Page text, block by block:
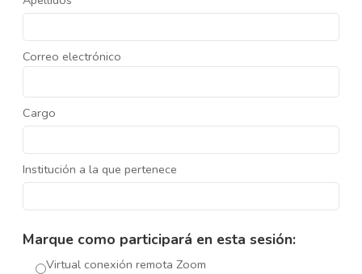
Correo electrónico
Cargo
Institución a la que pertenece
Marque como participará en esta sesión:
Virtual conexión remota Zoom